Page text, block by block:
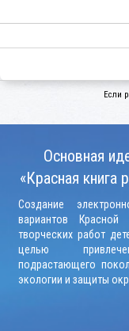
Если
Основная
«Красная книга
Создание
вариантов
творческих работ
целью
подрастающего
экологии и защиты